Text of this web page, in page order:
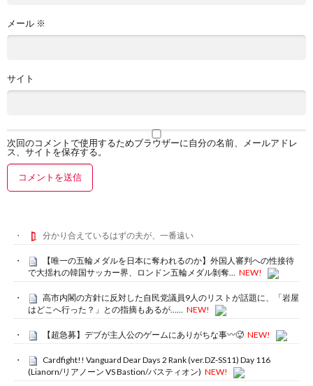
メール ※
サイト
次回のコメントで使用するためブラウザーに自分の名前、メールアドレ
ス、サイトを保存する。
分かり合えているはずの夫が、一番遠い
【唯一の五輪メダルを日本に奪われるのか】外国人審判への性接待
で大揺れの韓国サッカー界、ロンドン五輪メダル剝奪…
NEW!
高市内閣の方針に反対した自民党議員9人のリストが話題に、「岩屋
はどこへ行った？」との指摘もあるが……
NEW!
【超急募】デブが主人公のゲームにありがちな事〰🥵 NEW!
Cardfight!! Vanguard Dear Days 2 Rank (ver.DZ-SS11) Day 116
(Lianorn/リアノーン VS Bastion/バスティオン) NEW!